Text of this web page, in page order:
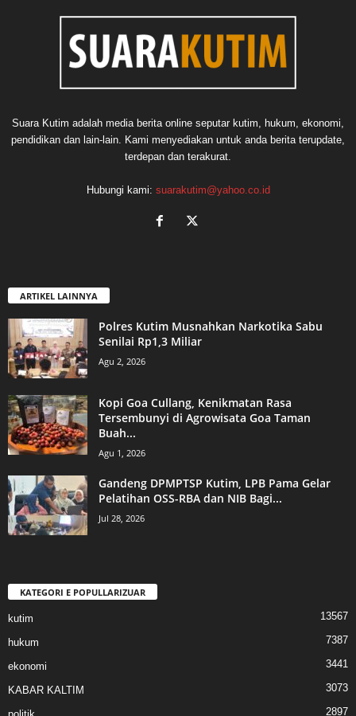
Suara Kutim adalah media berita online seputar kutim, hukum, ekonomi,
pendidikan dan lain-lain. Kami menyediakan untuk anda berita terupdate,
terdepan dan terakurat.
Hubungi kami: suarakutim@yahoo.co.id
ARTIKEL LAINNYA
Polres Kutim Musnahkan Narkotika Sabu
Senilai Rp1,3 Miliar
Agu 2, 2026
Kopi Goa Cullang, Kenikmatan Rasa
Tersembunyi di Agrowisata Goa Taman
Buah...
Agu 1, 2026
Gandeng DPMPTSP Kutim, LPB Pama Gelar
Pelatihan OSS-RBA dan NIB Bagi...
Jul 28, 2026
KATEGORI E POPULLARIZUAR
kutim 13567
hukum 7387
ekonomi 3441
KABAR KALTIM 3073
2897